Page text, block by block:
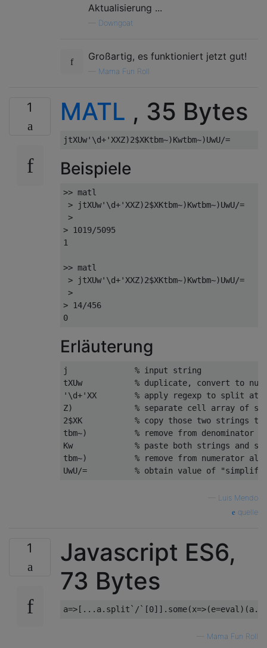
Aktualisierung ...
Downgoat
Großartig, es funktioniert jetzt gut!
Mama Fun Roll
1 MATL , 35 Bytes
Beispiele
>> matl
> jtXUw'\d+'XXZ)2$XKtbm~)Kwtbm~)UwU/=
>
> 1019/5095
1
>> matl
> jtXUw'\d+'XXZ)2$XKtbm~)Kwtbm~)UwU/=
>
> 14/456
Erläuterung
j              % input string
tXUw           % duplicate, convert to
'\d+'XX        % apply regexp to split
Z)             % separate cell array of
2$XK           % copy those two strings to
tbm~)          % remove from denominator
Kw             % paste both strings
tbm~)          % remove from numerator
Luis Mendo
quelle
1
Javascript ES6,
73 Bytes
Mama Fun Roll